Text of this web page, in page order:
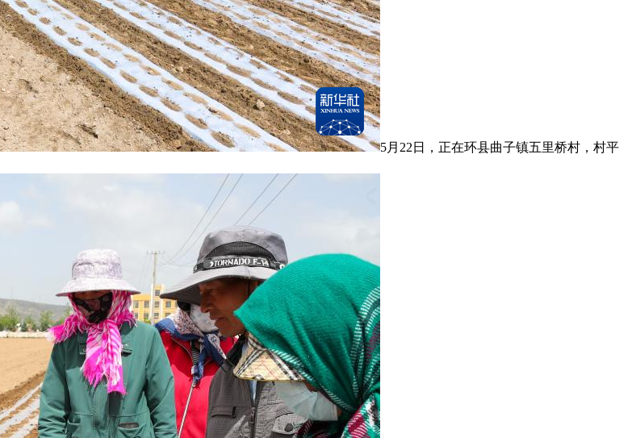
5月22日，正在环县曲子镇五里桥村，村平